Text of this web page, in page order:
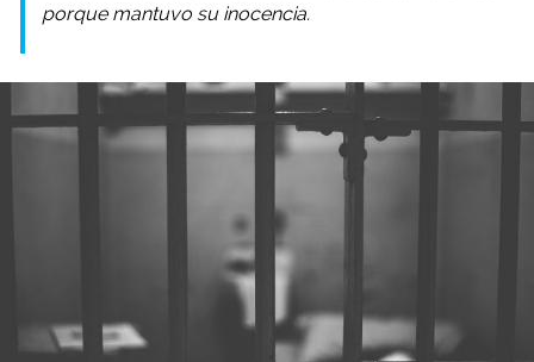
porque mantuvo su inocencia.